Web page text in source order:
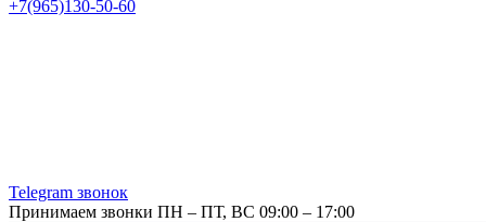
+7(965)130-50-60
Telegram звонок
Принимаем звонки ПН – ПТ, ВС 09:00 – 17:00